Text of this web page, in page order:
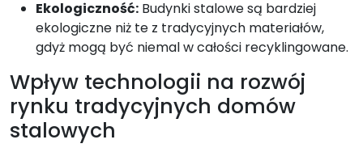
Ekologiczność: Budynki stalowe są bardziej
ekologiczne niż te z tradycyjnych materiałów,
gdyż mogą być niemal w całości recyklingowane.
Wpływ technologii na rozwój
rynku tradycyjnych domów
stalowych